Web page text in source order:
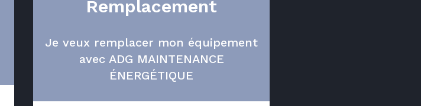
Remplacement
Je veux remplacer mon équipement
avec ADG MAINTENANCE
ÉNERGÉTIQUE